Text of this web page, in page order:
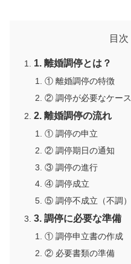
目次
1. 離婚調停とは？
① 離婚調停の特徴
② 調停が必要なケース
2. 離婚調停の流れ
① 調停の申立
② 調停期日の通知
③ 調停の進行
④ 調停成立
⑤ 調停不成立（不調）
3. 調停に必要な準備
① 調停申立書の作成
② 必要書類の準備